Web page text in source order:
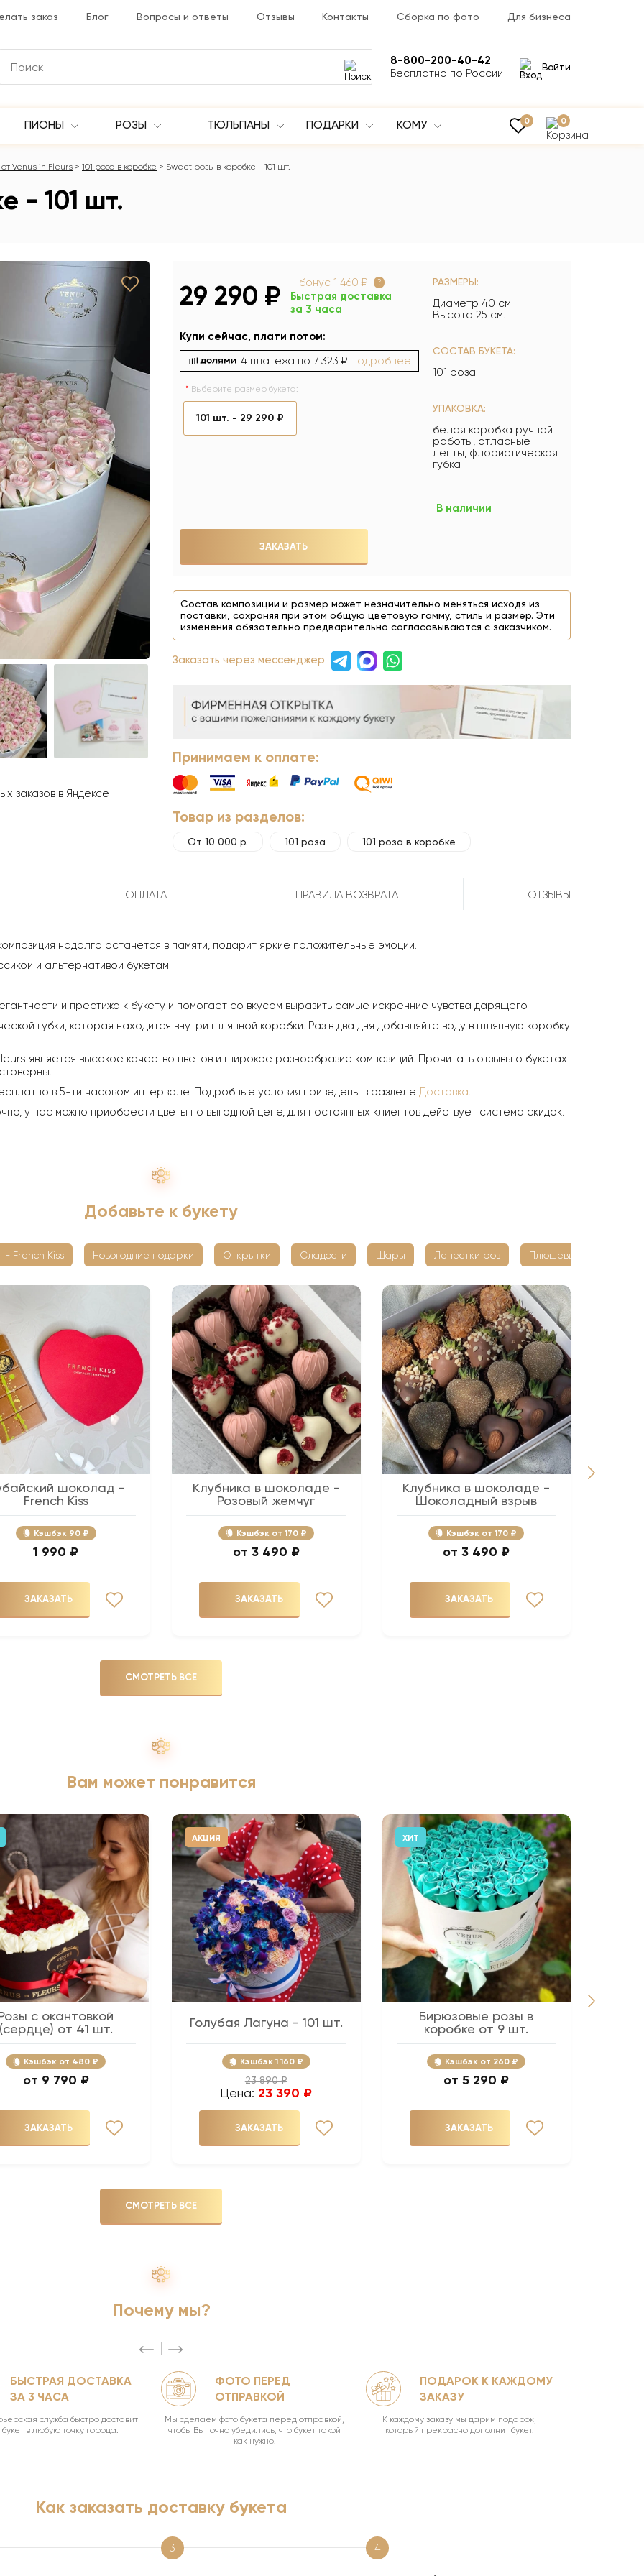
заказ Блог Вопросы и ответы Отзывы Контакты Сборка по фото Для бизнеса
8-800-200-40-42
Бесплатно по России
Войти
ПИОНЫ РОЗЫ ТЮЛЬПАНЫ ПОДАРКИ КОМУ 0 0
Venus in Fleurs 101 роза в коробке Sweet розы в коробке - 101 шт.
- 101 шт.
На фото 101 шт. - 29 290 ₽
заказов в Яндексе
29 290 ₽ + бонус 1 460 ₽ ?
Быстрая доставка
за 3 часа
Купи сейчас, плати потом:
4 платежа по 7 323 ₽ Подробнее
Выберите размер букета:
101 шт. - 29 290 ₽
РАЗМЕРЫ:
Диаметр 40 см.
Высота 25 см.
СОСТАВ БУКЕТА:
101 роза
УПАКОВКА:
белая коробка ручной
работы, атласные
ленты, флористическая
губка
В наличии
ЗАКАЗАТЬ
Состав композиции и размер может незначительно меняться исходя из
поставки, сохраняя при этом общую цветовую гамму, стиль и размер. Эти
изменения обязательно предварительно согласовываются с заказчиком.
Заказать через мессенджер
Принимаем к оплате:
Товар из разделов:
От 10 000 р. 101 роза 101 роза в коробке
ОПЛАТА ПРАВИЛА ВОЗВРАТА ОТЗЫВЫ
надолго останется в памяти, подарит яркие положительные эмоции.
и альтернативой букетам.
и престижа к букету и помогает со вкусом выразить самые искренние чувства дарящего.
губки, которая находится внутри шляпной коробки. Раз в два дня добавляйте воду в шляпную коробку
является высокое качество цветов и широкое разнообразие композиций. Прочитать отзывы о букетах
в 5-ти часовом интервале. Подробные условия приведены в разделе Доставка.
у нас можно приобрести цветы по выгодной цене, для постоянных клиентов действует система скидок.
Добавьте к букету
- French Kiss Новогодние подарки Открытки Сладости Шары Лепестки роз Плюшевые мишки
шоколад -
French Kiss
Кэшбэк 90 ₽
1 990 ₽
ЗАКАЗАТЬ
Клубника в шоколаде -
Розовый жемчуг
Кэшбэк 170 ₽
3 490 ₽
ЗАКАЗАТЬ
Клубника в шоколаде -
Шоколадный взрыв
Кэшбэк 170 ₽
3 490 ₽
ЗАКАЗАТЬ
СМОТРЕТЬ ВСЕ
Вам может понравится
с окантовкой
(сердце) от 41 шт.
Кэшбэк 480 ₽
9 790 ₽
ЗАКАЗАТЬ
АКЦИЯ
Голубая Лагуна - 101 шт.
Кэшбэк 1 160 ₽
23 890 ₽
Цена: 23 390 ₽
ЗАКАЗАТЬ
ХИТ
Бирюзовые розы в
коробке от 9 шт.
Кэшбэк 260 ₽
5 290 ₽
ЗАКАЗАТЬ
СМОТРЕТЬ ВСЕ
Почему мы?
БЫСТРАЯ ДОСТАВКА
ЗА 3 ЧАСА
служба быстро доставит
в любую точку города.
ФОТО ПЕРЕД
ОТПРАВКОЙ
Мы сделаем фото букета перед отправкой,
чтобы Вы точно убедились, что букет такой
как нужно.
ПОДАРОК К КАЖДОМУ
ЗАКАЗУ
К каждому заказу мы дарим подарок,
который прекрасно дополнит букет.
Как заказать доставку букета
3 4